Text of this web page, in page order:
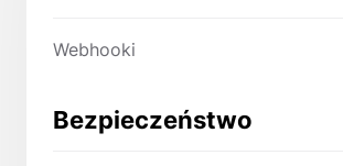
Webhooki
Bezpieczeństwo